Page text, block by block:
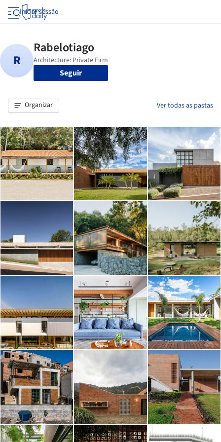
Iniciar sessão
Seguir
Organizar Ver todas as pastas